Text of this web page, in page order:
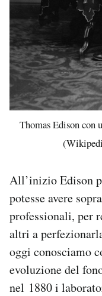
Thomas Edison con
All’inizio Edison
potesse avere
professionali, per
altri a
oggi conosciamo
evoluzione del
nel 1880 i